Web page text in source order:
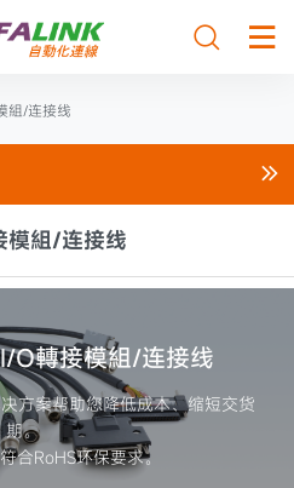
 
組/连接线

模組/连接线
O轉接模組/连接线
方案帮助您降低成本、缩短交货
期。
合RoHS环保要求。